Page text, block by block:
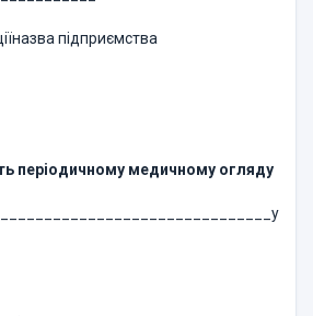
підприємства
періодичному медичному огляду